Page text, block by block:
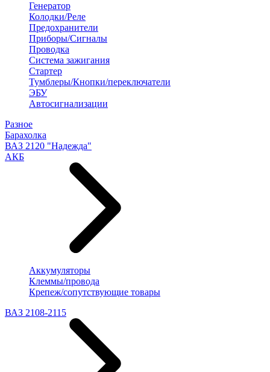
Генератор
Колодки/Реле
Предохранители
Приборы/Сигналы
Проводка
Система зажигания
Стартер
Тумблеры/Кнопки/переключатели
ЭБУ
Автосигнализации
Разное
Барахолка
ВАЗ 2120 "Надежда"
АКБ
Аккумуляторы
Клеммы/провода
Крепеж/сопутствующие товары
ВАЗ 2108-2115